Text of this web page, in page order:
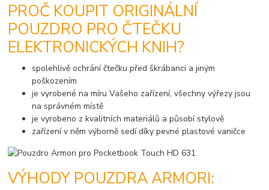
PROČ KOUPIT ORIGINÁLNÍ
POUZDRO PRO ČTEČKU
ELEKTRONICKÝCH KNIH?
spolehlivě ochrání čtečku před škrábanci a jiným
poškozením
je vyrobené na míru Vašeho zařízení, všechny výřezy jsou
na správném místě
je vyrobeno z kvalitních materiálů a působí stylově
zařízení v něm výborně sedí díky pevné plastové vaničce
VÝHODY POUZDRA ARMORI: